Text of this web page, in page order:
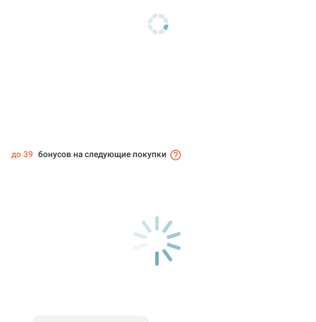
до 39 бонусов на следующие покупки